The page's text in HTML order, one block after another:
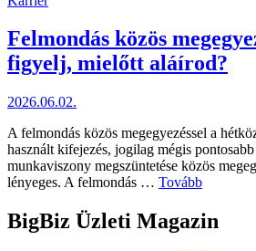
Felmondás közös
figyelj, mielőtt aláírod?
2026.06.02.
A felmondás közös megegyezéssel a
használt kifejezés, jogilag mégis
munkaviszony megszüntetése közös
lényeges. A felmondás … Felmondás
megegyezéssel:
mire
Tovább
BigBiz Üzleti Magazin